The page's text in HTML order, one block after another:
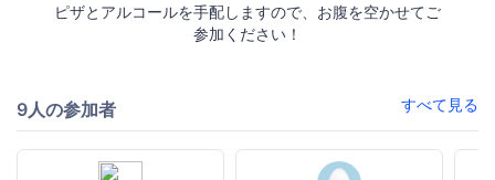
ピザとアルコールを手配しますので、お腹を空かせてご
参加ください！
9人の参加者 すべて見る